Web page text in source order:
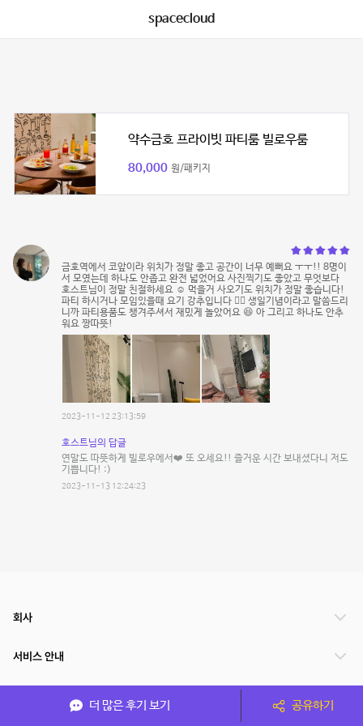
spacecloud
약수금호 프라이빗 파티룸 빌로우룸
80,000 원/패키지
금호역에서 코앞이라 위치가 정말 좋고 공간이 너무 예뻐요 ㅜㅜ!! 8명이
서 모였는데 하나도 안좁고 완전 넓었어요 사진찍기도 좋았고 무엇보다
호스트님이 정말 친절하세요 ☺️ 먹을거 사오기도 위치가 정말 좋습니다!
파티 하시거나 모임있을때 요기 강추입니다 👍🏻 생일기념이라고 말씀드리
니까 파티용품도 챙겨주셔서 재밌게 놀았어요 😆 아 그리고 하나도 안추
워요 짱따뜻!
2023-11-12 23:13:59
호스트님의 답글
연말도 따뜻하게 빌로우에서❤️ 또 오세요!! 즐거운 시간 보내셨다니 저도
기쁩니다! :)
2023-11-13 12:24:23
더 많은 후기 보기 공유하기
회사
서비스 안내